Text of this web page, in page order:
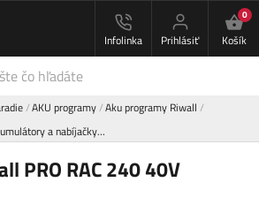
Infolinka Prihlásiť
0
Košík
AKU programy Aku programy Riwall
a nabíjačky…
PRO RAC 240 40V